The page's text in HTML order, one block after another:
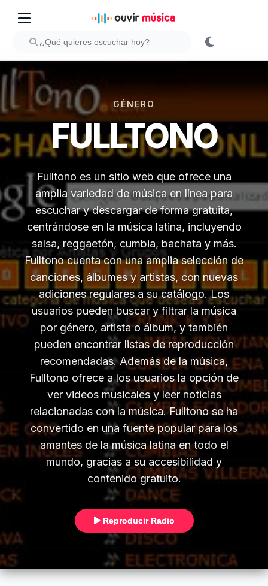
GÉNERO
FULLTONO
Fulltono es un sitio web que ofrece una
amplia variedad de música en línea para
escuchar y descargar de forma gratuita,
centrándose en la música latina, incluyendo
salsa, reggaetón, cumbia, bachata y más.
Fulltono cuenta con una amplia selección de
canciones, álbumes y artistas, con nuevas
adiciones regulares a su catálogo. Los
usuarios pueden buscar y filtrar la música
por género, artista o álbum, y también
pueden encontrar listas de reproducción
recomendadas. Además de la música,
Fulltono ofrece a los usuarios la opción de
ver videos musicales y leer noticias
relacionadas con la música. Fulltono se ha
convertido en una fuente popular para los
amantes de la música latina en todo el
mundo, gracias a su accesibilidad y
contenido gratuito.
Reproducir Radio